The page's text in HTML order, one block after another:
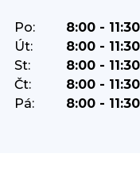
Po:
8:00 -
Út:
8:00 -
St:
8:00 -
Čt:
8:00 -
Pá:
8:00 -